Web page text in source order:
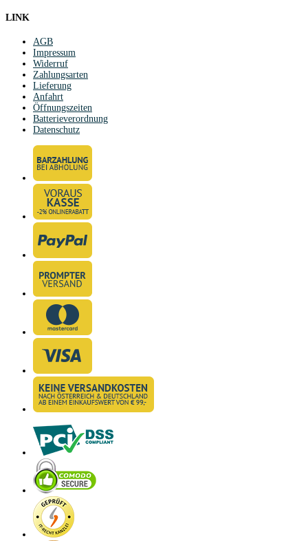
LINK
AGB
Impressum
Widerruf
Zahlungsarten
Lieferung
Anfahrt
Öffnungszeiten
Batterieverordnung
Datenschutz